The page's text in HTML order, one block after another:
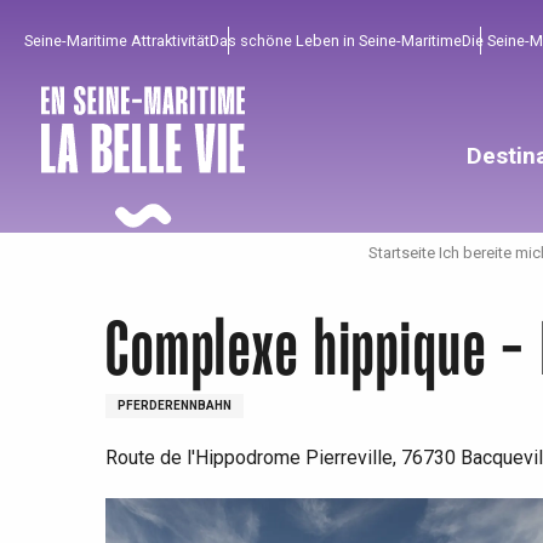
principal
Seine-Maritime AttraktivitätDas schöne Leben in Seine-MaritimeDie Seine-
Startseite Ich bereite
Complexe hippique
PFERDERENNBAHN
Route de l'Hippodrome Pierreville, 76730